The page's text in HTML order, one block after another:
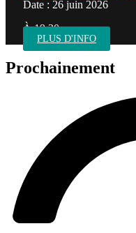
Date : 26 juin 2026
À 19:30
PLUS D'INFO
Prochainement